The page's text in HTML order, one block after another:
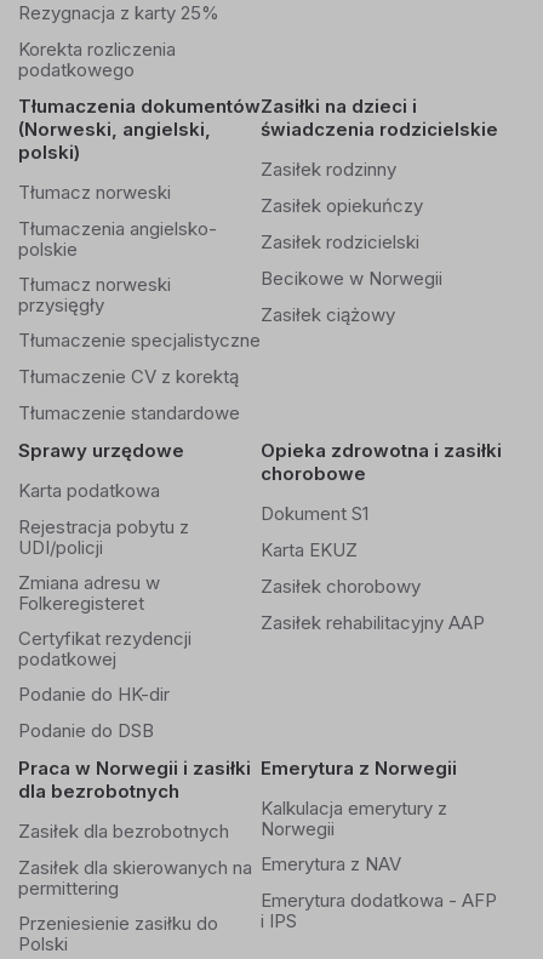
Rezygnacja z karty 25%
Korekta rozliczenia
podatkowego
Tłumaczenia dokumentów
(Norweski, angielski,
polski)
Tłumacz norweski
Tłumaczenia angielsko-
polskie
Tłumacz norweski
przysięgły
Tłumaczenie specjalistyczne
Tłumaczenie CV z korektą
Tłumaczenie standardowe
Zasiłki na dzieci i
świadczenia rodzicielskie
Zasiłek rodzinny
Zasiłek opiekuńczy
Zasiłek rodzicielski
Becikowe w Norwegii
Zasiłek ciążowy
Sprawy urzędowe
Karta podatkowa
Rejestracja pobytu z
UDI/policji
Zmiana adresu w
Folkeregisteret
Certyfikat rezydencji
podatkowej
Podanie do HK-dir
Podanie do DSB
Opieka zdrowotna i zasiłki
chorobowe
Dokument S1
Karta EKUZ
Zasiłek chorobowy
Zasiłek rehabilitacyjny AAP
Praca w Norwegii i zasiłki
dla bezrobotnych
Zasiłek dla bezrobotnych
Zasiłek dla skierowanych na
permittering
Przeniesienie zasiłku do
Polski
Emerytura z Norwegii
Kalkulacja emerytury z
Norwegii
Emerytura z NAV
Emerytura dodatkowa - AFP
i IPS